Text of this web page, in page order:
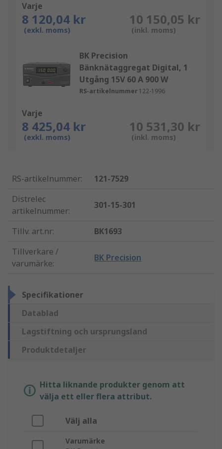
Varje
8 120,04 kr
(exkl. moms)
10 150,05 kr
(inkl. moms)
BK Precision
Bänknätaggregat Digital, 1
Utgång 15V 60 A 900 W
RS-artikelnummer 122-1996
Varje
8 425,04 kr
(exkl. moms)
10 531,30 kr
(inkl. moms)
RS-artikelnummer:
121-7529
Distrelec
artikelnummer:
301-15-301
Tillv. art.nr:
BK1693
Tillverkare /
varumärke:
BK Precision
Specifikationer
Datablad
Lagstiftning och ursprungsland
Produktdetaljer
Hitta liknande produkter genom att
välja ett eller flera attribut.
Välj alla
Varumärke